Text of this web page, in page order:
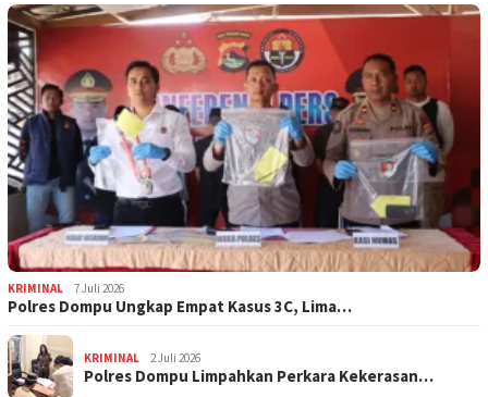
KRIMINAL 7 Juli 2026
Polres Dompu Ungkap Empat Kasus 3C, Lima…
KRIMINAL 2 Juli 2026
Polres Dompu Limpahkan Perkara Kekerasan…